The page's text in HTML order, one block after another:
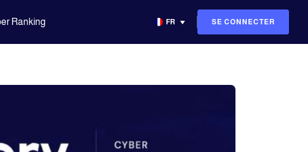
Ranking FR SE CONNECTER